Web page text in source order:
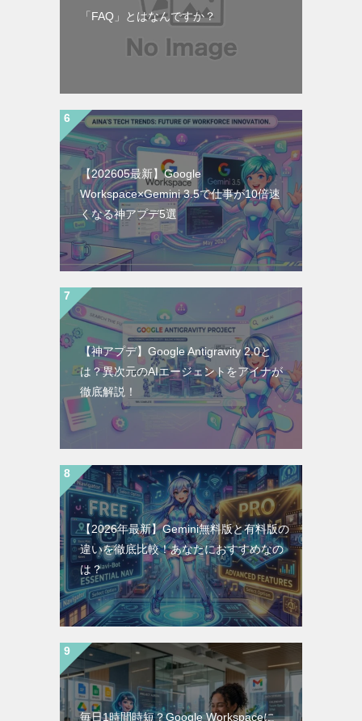
「FAQ」とはなんですか？
【202605最新】Google
Workspace×Gemini 3.5で仕事が10倍速
くなる神アプデ5選
【神アプデ】Google Antigravity 2.0と
は？異次元のAIエージェントをアイナが
徹底解説！
【2026年最新】Gemini無料版と有料版の
違いを徹底比較！あなたにおすすめなの
は？
毎日1時間時短？Google Workspaceに